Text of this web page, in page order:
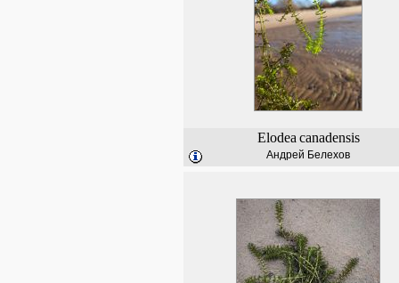
Elodea canadensis
Андрей Белехов